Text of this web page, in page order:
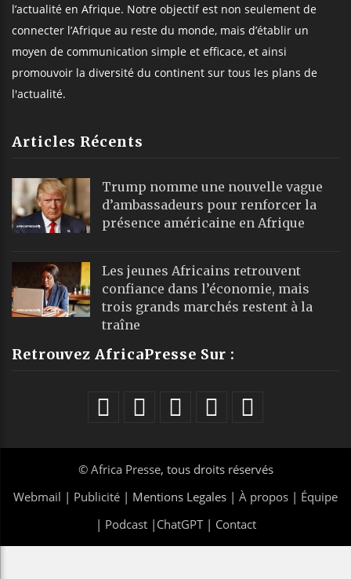
l’actualité en Afrique. Notre objectif est non seulement de
connecter l’Afrique au reste du monde, mais d’établir un
moyen de communication simple et efficace, et ainsi
promouvoir la diversité du continent sur tous les plans de
l'actualité.
Articles Récents
Trump nomme une nouvelle vague
d’ambassadeurs pour renforcer la
présence américaine en Afrique
Les jeunes Africains retrouvent
confiance dans l’économie, mais
trois grands marchés restent à la
traîne
Retrouvez AfricaPresse Sur :
© Africa Presse, tous droits réservés
Webmail | Publicité | Mentions Legales | À propos | Équipe
| Podcast| ChatGPT| Contact